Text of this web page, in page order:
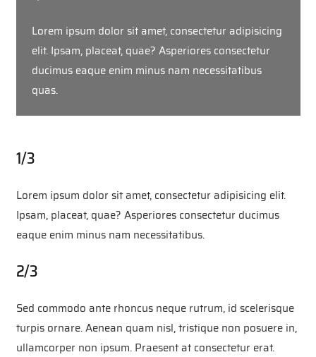
Lorem ipsum dolor sit amet, consectetur adipisicing
elit. Ipsam, placeat, quae? Asperiores consectetur
ducimus eaque enim minus nam necessitatibus
quas.
1/3
Lorem ipsum dolor sit amet, consectetur adipisicing elit.
Ipsam, placeat, quae? Asperiores consectetur ducimus
eaque enim minus nam necessitatibus.
2/3
Sed commodo ante rhoncus neque rutrum, id scelerisque
turpis ornare. Aenean quam nisl, tristique non posuere in,
ullamcorper non ipsum. Praesent at consectetur erat.